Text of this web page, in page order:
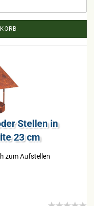
Stel­len in
23 cm
zum Auf­stel­len